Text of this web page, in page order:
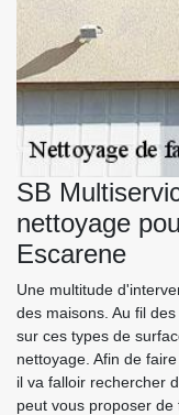
SB
nettoyage
Escarene
Une multitude
des maisons. Au fil
sur ces types de
nettoyage. Afin de
il va falloir rechercher
peut vous proposer